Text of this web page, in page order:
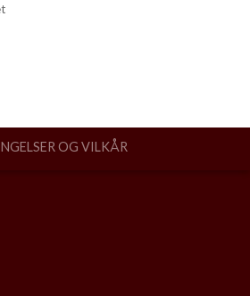
OG VILKÅR